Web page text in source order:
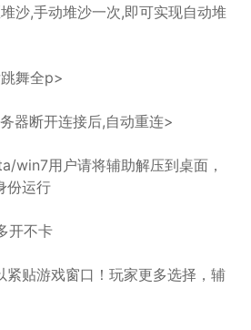
沙,手动堆沙一次,即可实现自动堆
舞全p>
器断开连接后,自动重连>
win7用户请将辅助解压到桌面，
份运行
开不卡
紧贴游戏窗口！玩家更多选择，辅